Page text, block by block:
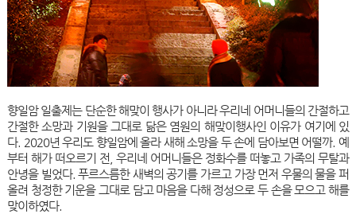
향일암 일출제는 단순한 해맞이 행사가 아니라 우리네 어머니들의 간절하고
간절한 소망과 기원을 그대로 닮은 염원의 해맞이행사인 이유가 여기에 있
다. 2020년 우리도 향일암에 올라 새해 소망을 두 손에 담아보면 어떨까. 예
부터 해가 떠오르기 전, 우리네 어머니들은 정화수를 떠놓고 가족의 무탈과
안녕을 빌었다. 푸르스름한 새벽의 공기를 가르고 가장 먼저 우물의 물을 퍼
올려 청정한 기운을 그대로 담고 마음을 다해 정성으로 두 손을 모으고 해를
맞이하였다.